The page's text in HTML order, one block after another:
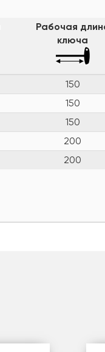
Рабочая
ключа
150
150
150
200
200